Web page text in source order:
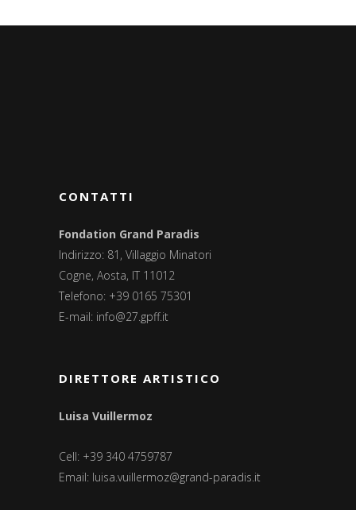
CONTATTI
Fondation Grand Paradis
Indirizzo: 81, Villaggio Minatori
Cogne, Aosta, IT 11012
Telefono: +39 0165 75301
E-mail: info@27.gpff.it
DIRETTORE ARTISTICO
Luisa Vuillermoz
Cell: +39 340 4759787
Email: luisa.vuillermoz@grand-paradis.it